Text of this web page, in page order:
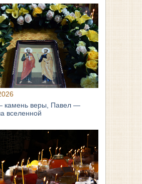
камень веры, Павел —
вселенной